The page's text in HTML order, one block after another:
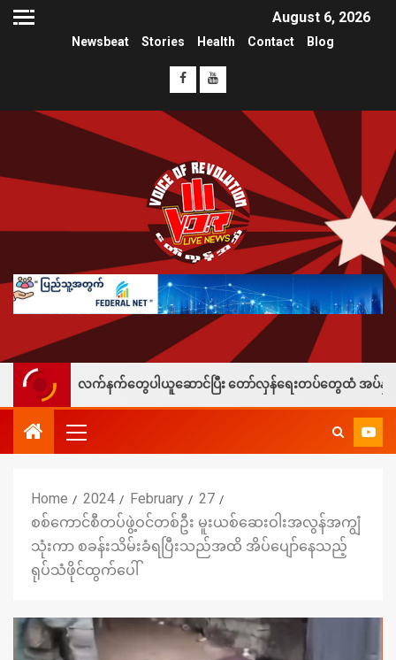
August 6, 2026
Newsbeat Stories Health Contact Blog
လက်နက်တွေပါယူဆောင်ပြီး တော်လှန်ရေးတပ်တွေထံ အပ်နှံလို့ သိန်းတစ်ရာ
Home 2024 February
27
စစ်ကောင်စီတပ်ဖွဲ့ဝင်တစ်ဦး မူးယစ်ဆေးဝါးအလွန်အကျွံ
သုံးကာ စခန်းသိမ်းခံရပြီးသည်အထိ အိပ်ပျော်နေသည့်
ရုပ်သံဖိုင်ထွက်ပေါ်